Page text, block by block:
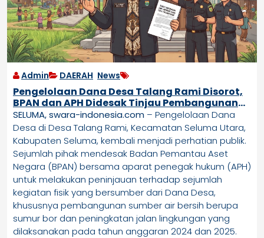
Admin DAERAH News
Pengelolaan Dana Desa Talang Rami Disorot,
BPAN dan APH Didesak Tinjau Pembangunan
Sumur Bor serta Jalan
SELUMA, swara-indonesia.com – Pengelolaan Dana
Desa di Desa Talang Rami, Kecamatan Seluma Utara,
Kabupaten Seluma, kembali menjadi perhatian publik.
Sejumlah pihak mendesak Badan Pemantau Aset
Negara (BPAN) bersama aparat penegak hukum (APH)
untuk melakukan peninjauan terhadap sejumlah
kegiatan fisik yang bersumber dari Dana Desa,
khususnya pembangunan sumber air bersih berupa
sumur bor dan peningkatan jalan lingkungan yang
dilaksanakan pada tahun anggaran 2024 dan 2025.